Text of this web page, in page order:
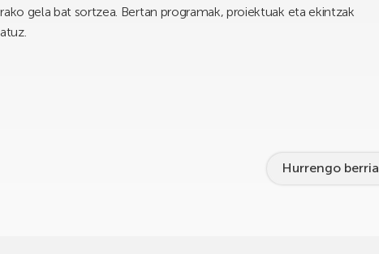
gela bat sortzea. Bertan programak, proiektuak eta ekintzak
Hurrengo berria